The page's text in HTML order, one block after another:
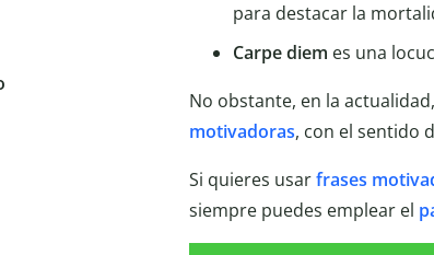
para destacar la
Carpe diem es una
No obstante, en la
motivadoras, con el sentido
Si quieres usarfrases
siempre puedes emplear el